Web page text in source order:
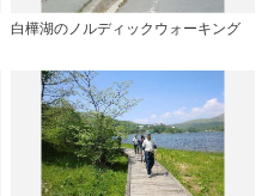
白樺湖のノルディックウォーキング